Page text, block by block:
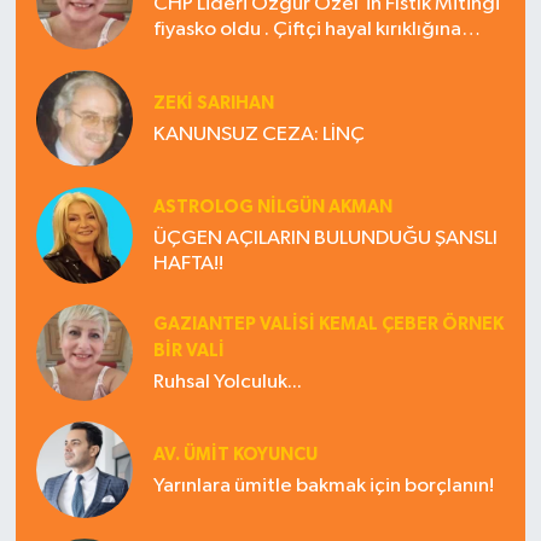
CHP Lideri Özgür Özel'in Fıstık Mitingi
fiyasko oldu . Çiftçi hayal kırıklığına
ZEKI SARIHAN
KANUNSUZ CEZA: LİNÇ
ASTROLOG NILGÜN AKMAN
ÜÇGEN AÇILARIN BULUNDUĞU ŞANSLI
HAFTA!!
GAZIANTEP VALISI KEMAL ÇEBER ÖRNEK
BİR VALİ
Ruhsal Yolculuk...
AV. ÜMIT KOYUNCU
Yarınlara ümitle bakmak için borçlanın!